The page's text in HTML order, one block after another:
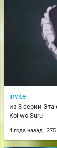
invite
из 3 серии
Koi wo Suru
4 года назад